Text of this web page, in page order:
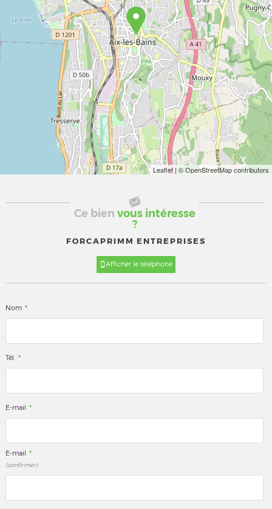
Leaflet | © OpenStreetMap contributors
Ce bien vous intéresse
?
FORCAPRIMM ENTREPRISES
Afficher le téléphone
Nom *
Tél. *
E-mail *
E-mail *
(confirmer)